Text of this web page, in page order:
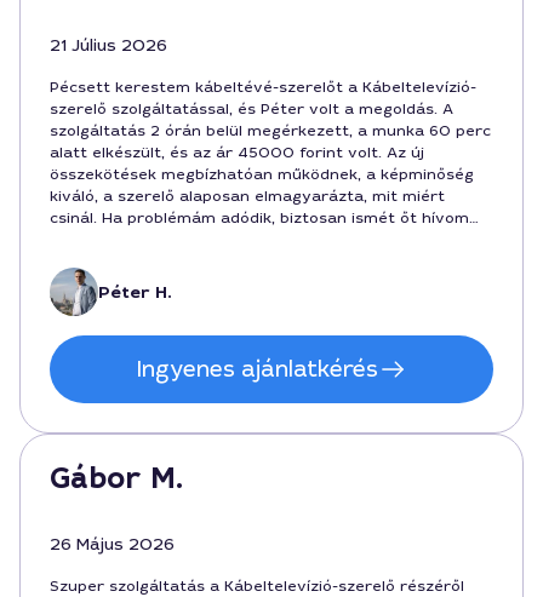
21 Július 2026
Pécsett kerestem kábeltévé-szerelőt a Kábeltelevízió-
szerelő szolgáltatással, és Péter volt a megoldás. A
szolgáltatás 2 órán belül megérkezett, a munka 60 perc
alatt elkészült, és az ár 45000 forint volt. Az új
összekötések megbízhatóan működnek, a képminőség
kiváló, a szerelő alaposan elmagyarázta, mit miért
csinál. Ha problémám adódik, biztosan ismét őt hívom
Péter H.
Ingyenes ajánlatkérés
Gábor M.
26 Május 2026
Szuper szolgáltatás a Kábeltelevízió-szerelő részéről